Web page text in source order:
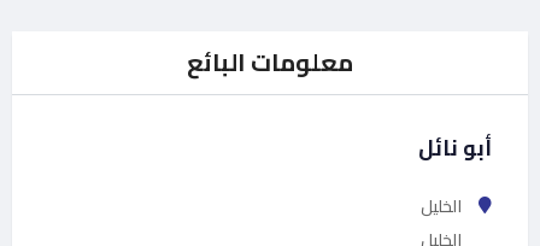
معلومات البائع
أبو نائل
الخليل